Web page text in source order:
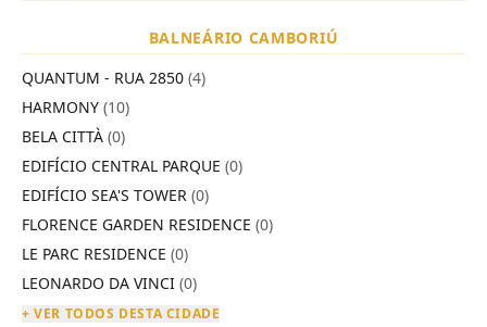
BALNEÁRIO CAMBORIÚ
QUANTUM - RUA 2850 (4)
HARMONY (10)
BELA CITTÀ (0)
EDIFÍCIO CENTRAL PARQUE (0)
EDIFÍCIO SEA'S TOWER (0)
FLORENCE GARDEN RESIDENCE (0)
LE PARC RESIDENCE (0)
LEONARDO DA VINCI (0)
+ VER TODOS DESTA CIDADE